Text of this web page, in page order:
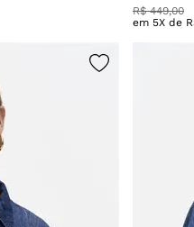
R$ 449,00
em 5X de